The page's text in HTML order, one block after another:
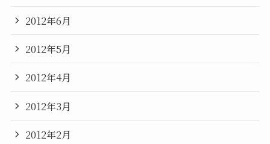
2012年6月
2012年5月
2012年4月
2012年3月
2012年2月